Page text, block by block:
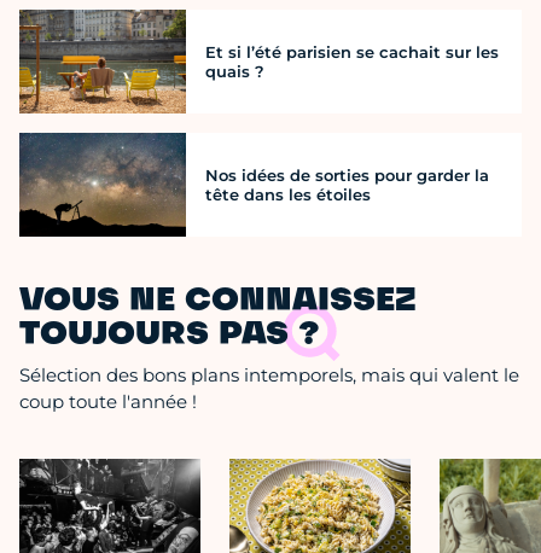
Et si l’été parisien se cachait sur les
quais ?
Nos idées de sorties pour garder la
tête dans les étoiles
VOUS NE CONNAISSEZ
TOUJOURS PAS ?
Sélection des bons plans intemporels, mais qui valent le
coup toute l'année !